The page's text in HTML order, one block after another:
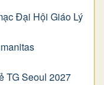
Đại Hội Giáo Lý
TG Seoul 2027